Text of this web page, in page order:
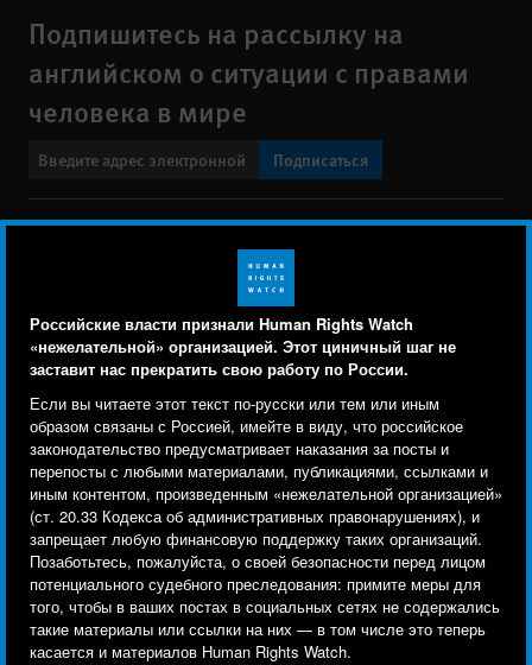
Российские власти признали Human Rights Watch
«нежелательной» организацией. Этот циничный шаг не
заставит нас прекратить свою работу по России.
Если вы читаете этот текст по-русски или тем или иным
образом связаны с Россией, имейте в виду, что российское
законодательство предусматривает наказания за посты и
перепосты с любыми материалами, публикациями, ссылками и
иным контентом, произведенным «нежелательной организацией»
(ст. 20.33 Кодекса об административных правонарушениях), и
запрещает любую финансовую поддержку таких организаций.
Позаботьтесь, пожалуйста, о своей безопасности перед лицом
потенциального судебного преследования: примите меры для
того, чтобы в ваших постах в социальных сетях не содержались
такие материалы или ссылки на них — в том числе это теперь
касается и материалов Human Rights Watch.
Подпишитесь на рассылку на
английском о ситуации с правами
человека в мире
Подписаться
Свяжитесь с нами
menu
Заявление о политике конфиденциальности
Карта сайта
Text Version
© 2026 Human Rights Watch
Human Rights Watch| 350 Fifth Avenue, 34th Floor | New York,NY
10118-3299USA|t1.212.290.4700
Human Rights Watchis a 501(C)(3) nonprofit registered in the US
under EIN: 13-2875808
Human Rights Watch cookie preferences
Мы используем файлы cookie, технологии
отслеживания и сторонние аналитические
инструменты, чтобы лучше понять, кто посещает
сайт, и улучшить ваш опыт взаимодействия с ним.
Используя наш сайт, вы соглашаетесь с этим.
Ознакомьтесь с нашей политикой
конфиденциальности,чтобы узнать, для чего
используются файлы cookie и как изменить ваши
настройки.